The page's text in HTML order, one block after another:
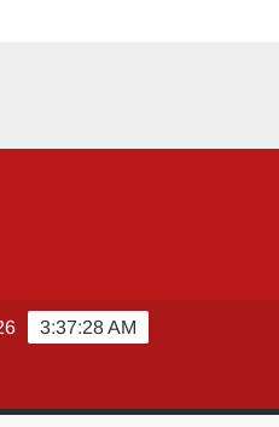
simple et motivante
3:37:29 AM